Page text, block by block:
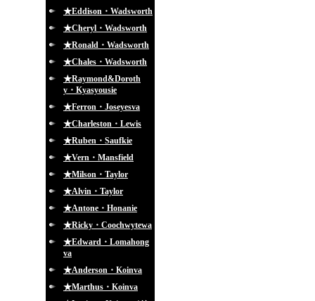
★Eddison・Wadsworth
★Cheryl・Wadsworth
★Ronald・Wadsworth
★Chales・Wadsworth
★Raymond&Doroth
y・Kyasyousie
★Ferron・Joseyesva
★Charleston・Lewis
★Ruben・Saufkie
★Vern・Mansfield
★Milson・Taylor
★Alvin・Taylor
★Antone・Honanie
★Ricky・Coochwytewa
★Edward・Lomahong
va
★Anderson・Koinva
★Marthus・Koinva